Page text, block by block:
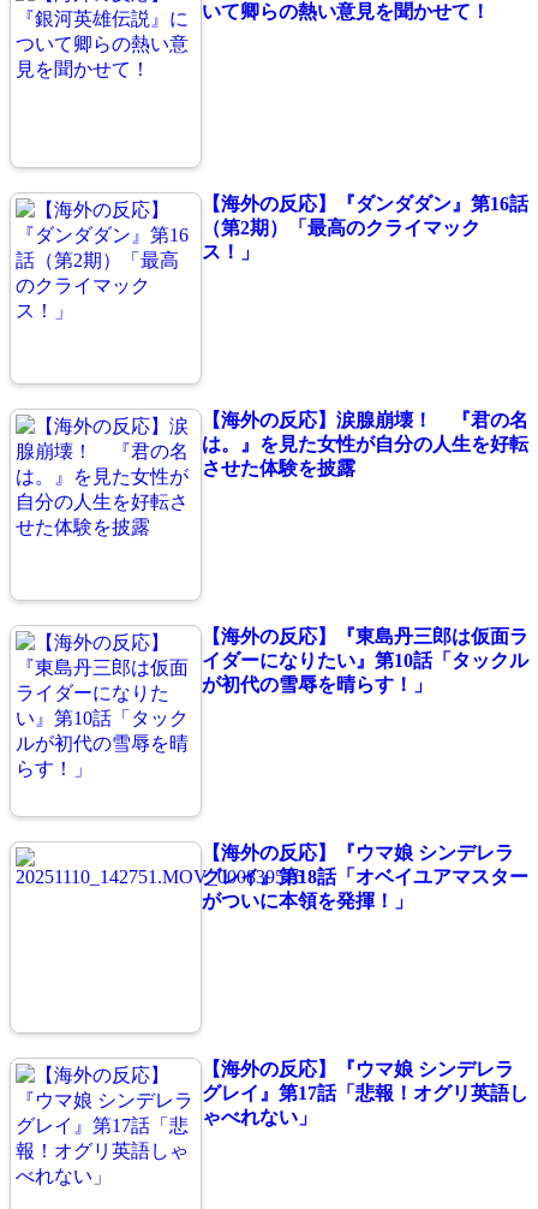
いて卿らの熱い意見を聞かせて！
【海外の反応】『ダンダダン』第16話
（第2期）「最高のクライマック
ス！」
【海外の反応】涙腺崩壊！ 『君の名
は。』を見た女性が自分の人生を好転
させた体験を披露
【海外の反応】『東島丹三郎は仮面ラ
イダーになりたい』第10話「タックル
が初代の雪辱を晴らす！」
【海外の反応】『ウマ娘 シンデレラ
グレイ』第18話「オベイユアマスター
がついに本領を発揮！」
【海外の反応】『ウマ娘 シンデレラ
グレイ』第17話「悲報！オグリ英語し
ゃべれない」